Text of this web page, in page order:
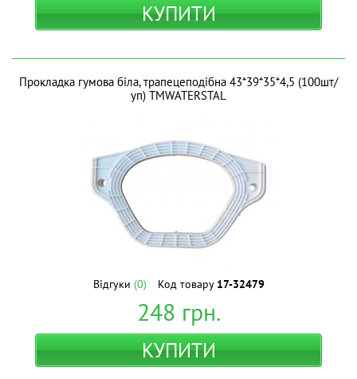
КУПИТИ
Прокладка гумова біла, трапецеподібна 43*39*35*4,5 (100шт/
уп) ТМWATERSTAL
Відгуки (0) Код товару 17-32479
248 грн.
КУПИТИ